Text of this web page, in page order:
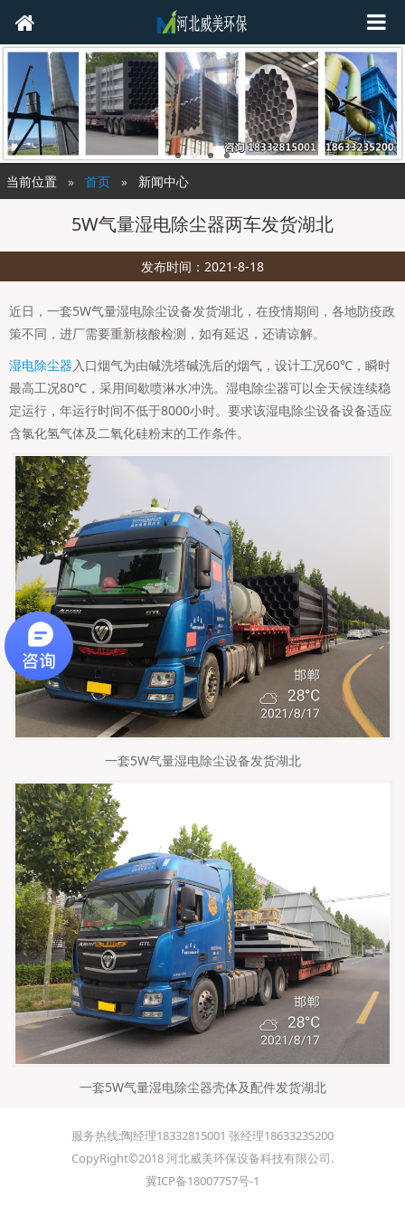
当前位置 首页 新闻中心
5W气量湿电除尘器两车发货湖北
发布时间：2021-8-18
近日，一套5W气量湿电除尘设备发货湖北，在疫情期间，各地防疫政
策不同，进厂需要重新核酸检测，如有延迟，还请谅解。
湿电除尘器入口烟气为由碱洗塔碱洗后的烟气，设计工况60℃，瞬时
最高工况80℃，采用间歇喷淋水冲洗。湿电除尘器可以全天候连续稳
定运行，年运行时间不低于8000小时。要求该湿电除尘设备设备适应
含氯化氢气体及二氧化硅粉末的工作条件。
一套5W气量湿电除尘设备发货湖北
一套5W气量湿电除尘器壳体及配件发货湖北
服务热线:陶经理18332815001 张经理18633235200
CopyRight©2018 河北威美环保设备科技有限公司.
冀ICP备18007757号-1